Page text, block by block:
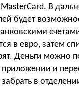
MasterCard. В
будет
в евро, затем
Деньги можно
и
в